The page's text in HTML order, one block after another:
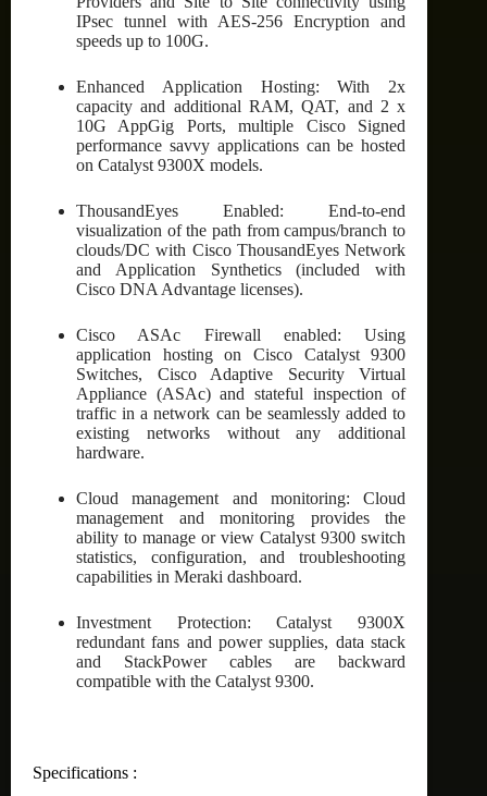
IPsec tunnel with AES-256 Encryption and
speeds up to 100G.
Enhanced Application Hosting: With 2x
capacity and additional RAM, QAT, and 2 x
10G AppGig Ports, multiple Cisco Signed
performance savvy applications can be hosted
on Catalyst 9300X models.
ThousandEyes Enabled: End-to-end
visualization of the path from campus/branch to
clouds/DC with Cisco ThousandEyes Network
and Application Synthetics (included with
Cisco DNA Advantage licenses).
Cisco ASAc Firewall enabled: Using
application hosting on Cisco Catalyst 9300
Switches, Cisco Adaptive Security Virtual
Appliance (ASAc) and stateful inspection of
traffic in a network can be seamlessly added to
existing networks without any additional
hardware.
Cloud management and monitoring: Cloud
management and monitoring provides the
ability to manage or view Catalyst 9300 switch
statistics, configuration, and troubleshooting
capabilities in Meraki dashboard.
Investment Protection: Catalyst 9300X
redundant fans and power supplies, data stack
and StackPower cables are backward
compatible with the Catalyst 9300.
Specifications :